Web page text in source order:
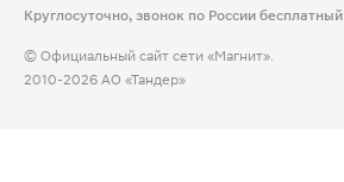
Круглосуточно, звонок по России бесплатный
© Официальный сайт сети «Магнит».
2010-2026 АО «Тандер»